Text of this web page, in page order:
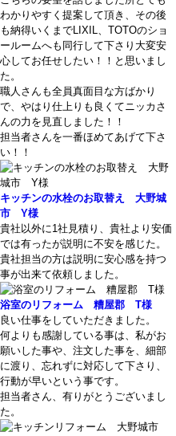
わかりやすく提案して頂き、その後
も納得いくまでLIXIL、TOTOのショ
ールームへも同行して下さり大変安
心してお任せしたい！！と思いまし
た。
職人さんも全員真面目な方ばかり
で、やはり仕上りも良くてニッカさ
んの力を見直しました！！
担当者さんを一番ほめてあげて下さ
い！！
キッチンの水栓のお取替え 大野城
市 Y様
貴社以外に1社見積り、貴社より安価
では有ったが説明に不安を感じた。
貴社担当の方は説明に安心感を持つ
事が出来て依頼しました。
浴室のリフォーム 糟屋郡 T様
良い仕事をしていただきました。
何よりも感謝している事は、私がお
願いした事や、注文した事を、細部
に渡り、忘れずに対応して下さり、
行動が早いという事です。
担当者さん、有りがとうございまし
た。